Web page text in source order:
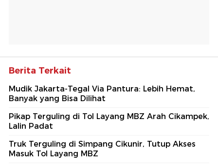
Berita Terkait
Mudik Jakarta-Tegal Via Pantura: Lebih Hemat,
Banyak yang Bisa Dilihat
Pikap Terguling di Tol Layang MBZ Arah Cikampek,
Lalin Padat
Truk Terguling di Simpang Cikunir, Tutup Akses
Masuk Tol Layang MBZ